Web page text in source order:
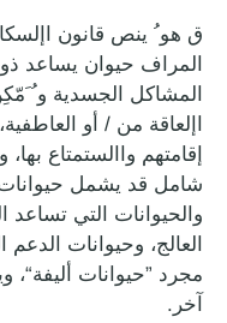
ق هو ُ ينص قانون
المراف حيوان يساعد
المشاكل الجسدية و
اإلعاقة من / أو
إقامتهم واالستمتاع
شامل قد يشمل حيوانات
والحيوانات التي
العالج، وحيوانات
مجرد ”حيوانات
آخر.